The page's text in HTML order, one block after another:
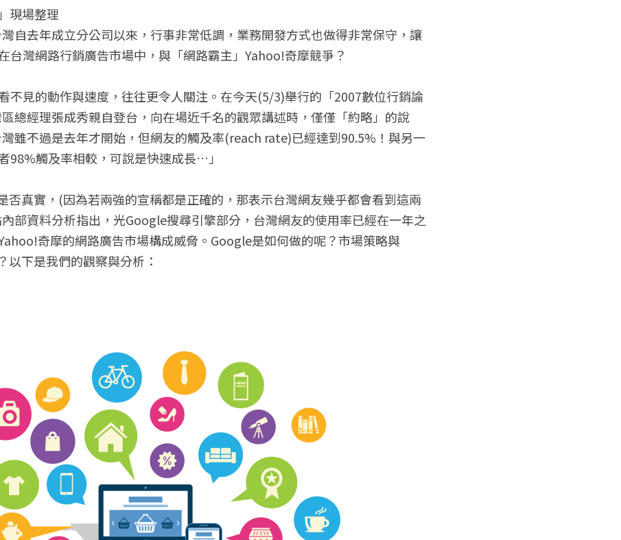
現場整理
自去年成立分公司以來，行事非常低調，業務開發方式也做得非常保守，讓
台灣網路行銷廣告市場中，與「網路霸主」Yahoo!奇摩競爭？
不見的動作與速度，往往更令人關注。在今天(5/3)舉行的「2007數位行銷論
總經理張成秀親自登台，向在場近千名的觀眾講述時，僅僅「約略」的說
雖不過是去年才開始，但網友的觸及率(reach rate)已經達到90.5%！與另一
98%觸及率相較，可說是快速成長…」
部資料分析指出，光Google搜尋引擎部分，台灣網友的使用率已經在一年之
奇摩的網路廣告市場構成威脅。Google是如何做的呢？市場策略與
以下是我們的觀察與分析：